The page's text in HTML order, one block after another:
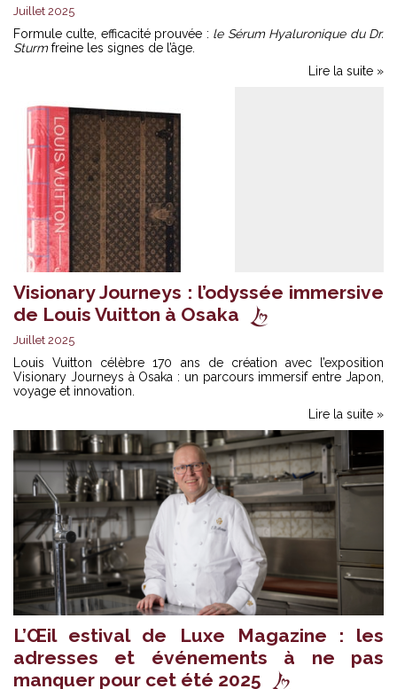
Juillet 2025
Formule culte, efficacité prouvée : le Sérum Hyaluronique du Dr.
Sturmfreine les signes de l’âge.
Lire la suite »
Visionary Journeys : l’odyssée immersive
de Louis Vuitton à Osaka
Juillet 2025
Louis Vuitton célèbre 170 ans de création avec l’exposition
Visionary Journeys à Osaka : un parcours immersif entre Japon,
voyage et innovation.
Lire la suite »
L’Œil estival de Luxe Magazine : les
adresses et événements à ne pas
manquer pour cet été 2025